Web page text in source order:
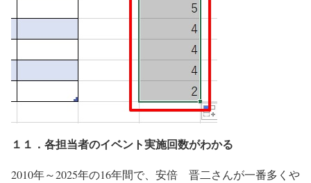
１１．各担当者のイベント実施回数がわかる
2010年～2025年の16年間で、安倍 晋二さんが一番多くや